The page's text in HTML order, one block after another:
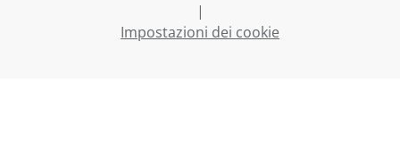
|
Impostazioni dei cookie